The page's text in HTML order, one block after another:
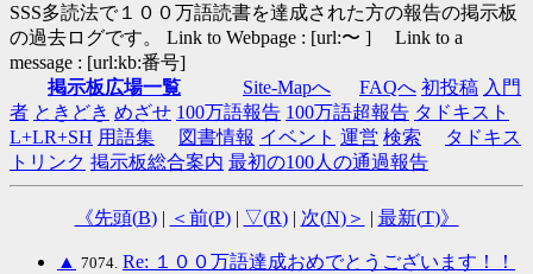
SSS多読法で１００万語読書を達成された方の報告の掲示板
の過去ログです。 Link to Webpage : [url:〜 ] Link to a
message : [url:kb:番号]
掲示板広場一覧
Site-Mapへ FAQへ 初投稿 入門
者 ときどき めざせ 100万語報告 100万語超報告 タドキスト
L+LR+SH 用語集 図書情報 イベント 運営 検索
タドキス
トリンク 掲示板総合案内 最初の100人の通過報告
《先頭(B)| ＜前(P)| ▽(R)| 次(N)＞ | 最新(T)》
▲ 7074. Re: １００万語達成おめでとうございます！！